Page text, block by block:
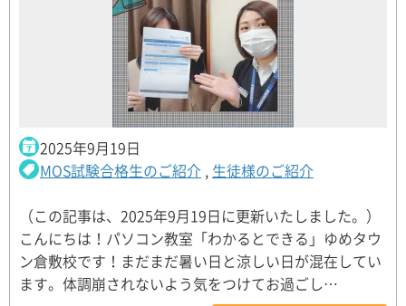
2025年9月19日
MOS試験合格生のご紹介 , 生徒様のご紹介
（この記事は、2025年9月19日に更新いたしました。）
こんにちは！パソコン教室「わかるとできる」ゆめタウ
ン倉敷校です！まだまだ暑い日と涼しい日が混在してい
ます。体調崩されないよう気をつけてお過ごし…